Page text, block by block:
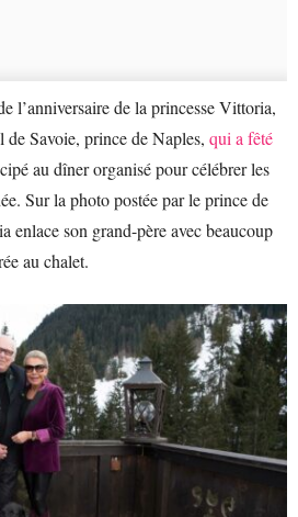
l’anniversaire de la princesse Vittoria,
Savoie, prince de Naples, qui a fêté
au dîner organisé pour célébrer les
Sur la photo postée par le prince de
enlace son grand-père avec beaucoup
au chalet.